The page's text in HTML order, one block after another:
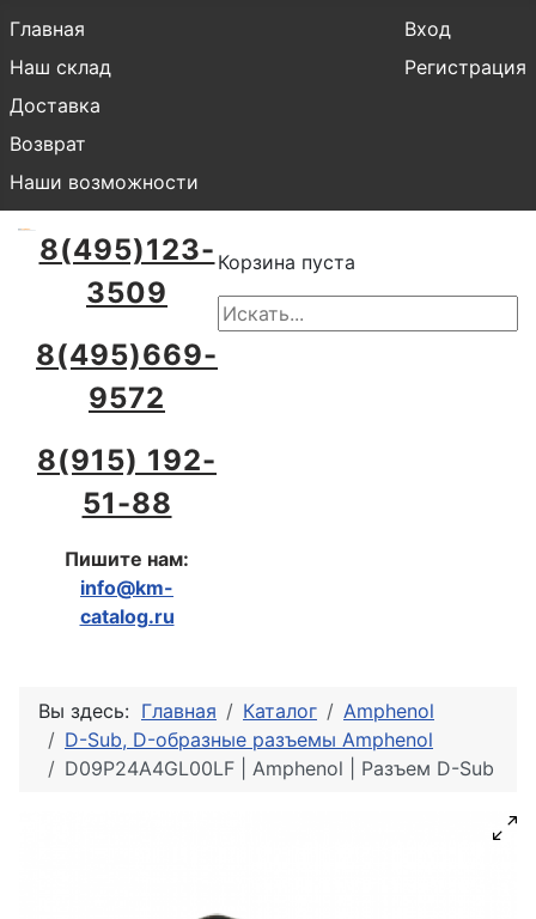
Главная
Наш склад
Доставка
Возврат
Наши возможности
Вход
Регистрация
8(495)123-
3509
8(495)669-
9572
8(915) 192-
51-88
Пишите нам:
info@km-
catalog.ru
Корзина пуста
Вы здесь: Главная Каталог
Amphenol
D-Sub, D-образные разъемы Amphenol
D09P24A4GL00LF | Amphenol | Разъем D-Sub